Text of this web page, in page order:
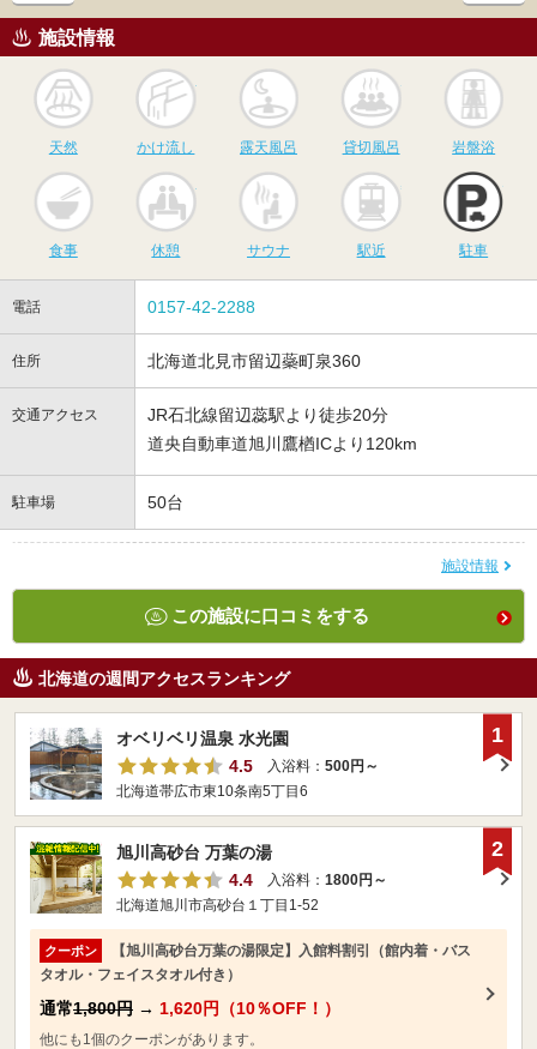
施設情報
天然
かけ流し
かけ流し
露天風呂
露天風呂
貸切風呂
貸切風呂 岩盤浴
食事 休憩
サウナ
サウナ 駅近 駐車
電話 0157-42-2288
住所 北海道北見市留辺蘂町泉360
交通アクセス
JR石北線留辺蕊駅より徒歩20分
道央自動車道旭川鷹楢ICより120km
駐車場 50台
施設情報
この施設に口コミをする
北海道の週間アクセスランキング
オベリベリ温泉 水光園
4.5
入浴料： 500円～
北海道帯広市東10条南5丁目6
1
旭川高砂台 万葉の湯
4.4
入浴料： 1800円～
北海道旭川市高砂台１丁目1-52
クーポン
【旭川高砂台万葉の湯限定】入館料割引（館内着・バス
タオル・フェイスタオル付き）
通常1,800円 → 1,620円（10％OFF！）
他にも1個のクーポンがあります。
2